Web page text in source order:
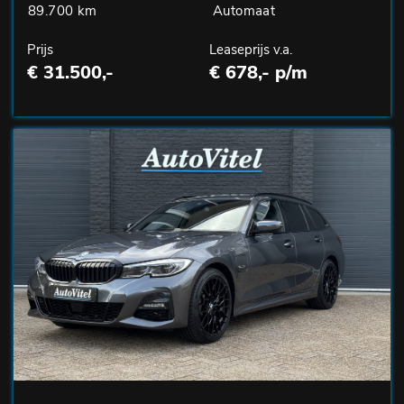
89.700 km
Automaat
Prijs
€ 31.500,-
Leaseprijs v.a.
€ 678,- p/m